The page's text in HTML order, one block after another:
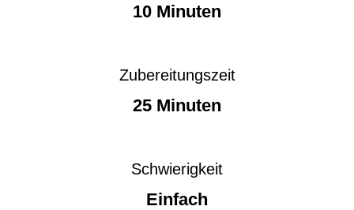
10 Minuten
Zubereitungszeit
25 Minuten
Schwierigkeit
Einfach